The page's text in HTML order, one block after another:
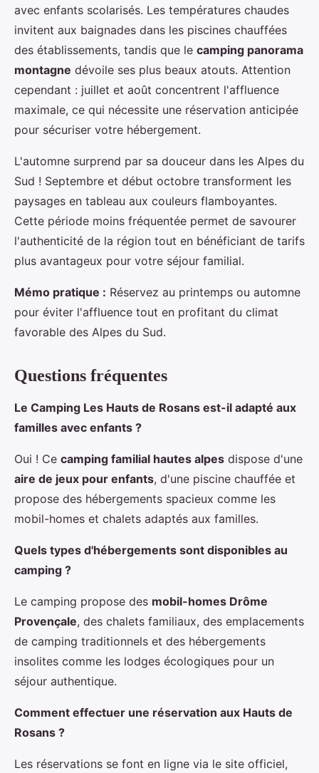
avec enfants scolarisés. Les températures chaudes
invitent aux baignades dans les piscines chauffées
des établissements, tandis que le camping panorama
montagne dévoile ses plus beaux atouts. Attention
cependant : juillet et août concentrent l'affluence
maximale, ce qui nécessite une réservation anticipée
pour sécuriser votre hébergement.
L'automne surprend par sa douceur dans les Alpes du
Sud ! Septembre et début octobre transforment les
paysages en tableau aux couleurs flamboyantes.
Cette période moins fréquentée permet de savourer
l'authenticité de la région tout en bénéficiant de tarifs
plus avantageux pour votre séjour familial.
Mémo pratique : Réservez au printemps ou automne
pour éviter l'affluence tout en profitant du climat
favorable des Alpes du Sud.
Questions fréquentes
Le Camping Les Hauts de Rosans est-il adapté aux
familles avec enfants ?
Oui ! Ce camping familial hautes alpes dispose d'une
aire de jeux pour enfants, d'une piscine chauffée et
propose des hébergements spacieux comme les
mobil-homes et chalets adaptés aux familles.
Quels types d'hébergements sont disponibles au
camping ?
Le camping propose des mobil-homes Drôme
Provençale, des chalets familiaux, des emplacements
de camping traditionnels et des hébergements
insolites comme les lodges écologiques pour un
séjour authentique.
Comment effectuer une réservation aux Hauts de
Rosans ?
Les réservations se font en ligne via le site officiel,